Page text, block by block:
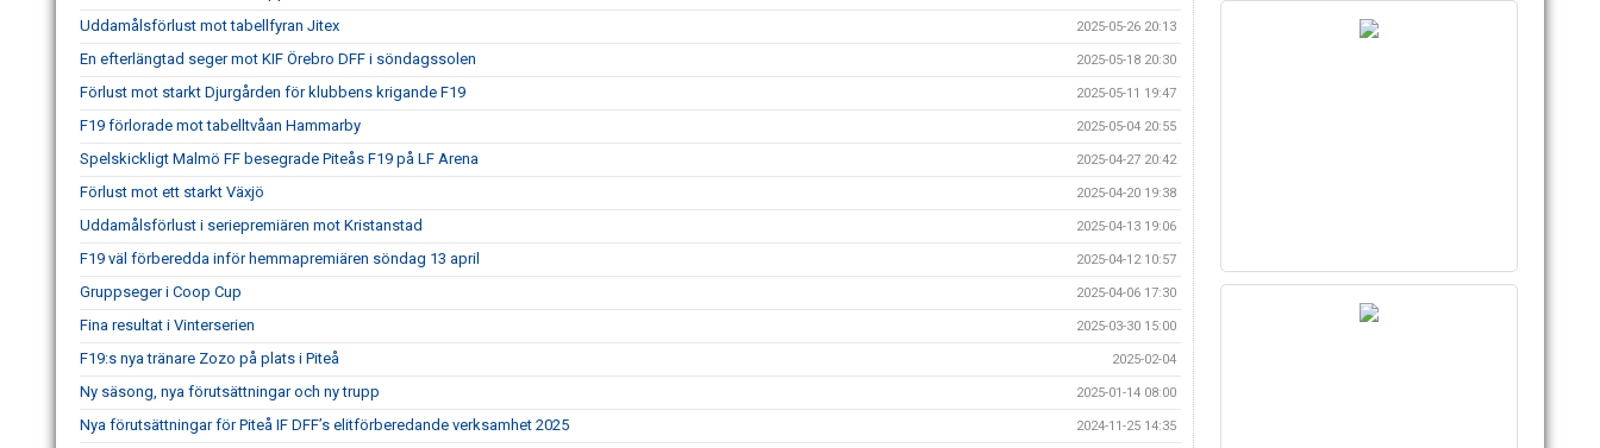
Uddamålsförlust mot tabellfyran Jitex 2025-05-26 20:13
En efterlängtad seger mot KIF Örebro DFF i söndagssolen 2025-05-18 20:30
Förlust mot starkt Djurgården för klubbens krigande F19 2025-05-11 19:47
F19 förlorade mot tabelltvåan Hammarby 2025-05-04 20:55
Spelskickligt Malmö FF besegrade Piteås F19 på LF Arena 2025-04-27 20:42
Förlust mot ett starkt Växjö 2025-04-20 19:38
Uddamålsförlust i seriepremiären mot Kristanstad 2025-04-13 19:06
F19 väl förberedda inför hemmapremiären söndag 13 april 2025-04-12 10:57
Gruppseger i Coop Cup 2025-04-06 17:30
Fina resultat i Vinterserien 2025-03-30 15:00
F19:s nya tränare Zozo på plats i Piteå 2025-02-04
Ny säsong, nya förutsättningar och ny trupp 2025-01-14 08:00
Nya förutsättningar för Piteå IF DFF’s elitförberedande verksamhet 2025 2024-11-25 14:35